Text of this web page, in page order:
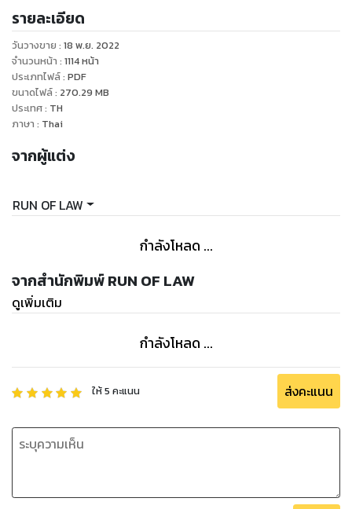
กำหนด จำนวนขั้นต่ำของผู้เริ่มก่อการและตั้งบริษัทจำกัดไว้สามคน
และการไม่กำหนดระยะเวลาการจ่ายเงินปันผล ของบริษัทจำกัด
สมควรแก้ไขเพิ่มเติมบทบัญญัติเพื่อขจัดอุปสรรคดังกล่าว รวม
ทั้งเพิ่มความคล่องตัว ในการประกอบธุรกิจโดยเพิ่มหลักการควบ
รวมบริษัท จึงจำเป็นต้องตราพระราชบัญญัตินี้
เหตุผลในการประกาศใช้พระราชบัญญัติฉบับนี้ คือ โดยที่ปัจจุบัน
สิบปี แต่จากข้อมูลทางการแพทย์พบว่าเด็กอายุสิบสองปีกับเด็ก
พัฒนาการด้านความคิด สติ ปัญญา จริยธรรม และความรู้สึกผิด
ชอบชั่วดี ยังไม่เจริญเติบโตเต็มที่และยังไม่สามารถคาดการณ์ถึง
ผลที่อาจเกิดขึ้นจากการกระทำของตนได้อย่างดีพอ อีกทั้งเด็กอายุ
ไม่เกินสิบสองปีอยู่ในวัยการศึกษาระดับประถมศึกษา ยังไม่สมควร
ให้เข้าสู่กระบวนการดำเนินคดีอาญาซึ่งมีขั้นตอนการดำเนินการ
บางประการที่กระทบต่อสิทธิและเสรีภาพของบุคคล และอาจทำให้
เด็กเรียนรู้วิธีกระทำความผิดเพิ่มขึ้นจนนำไปสู่การกระทำความผิด
ซ้ำอีก กรณีจึงสมควรใช้มาตรการตามกฎหมายว่าด้วยการ
คุ้มครองเด็กเพื่อให้การสงเคราะห์และคุ้มครองสิทธิและสวัสดิภาพ
ของเด็กอายุสิบปีแต่ไม่เกินสิบสองปีได้รับผลดียิ่งขึ้น
โดยคำนึงถึงผลประโยชน์สูงสุดของเด็กเป็นสำคัญเพื่อให้เด็กกลับ
รายละเอียด
วันวางขาย : 18 พ.ย. 2022
จำนวนหน้า : 1114หน้า
ประเภทไฟล์: PDF
ขนาดไฟล์: 270.29 MB
ประเทศ: TH
ภาษา : Thai
จากผู้แต่ง
RUN OF LAW
กำลังโหลด ...
จากสำนักพิมพ์ RUN OF LAW
ดูเพิ่มเติม
กำลังโหลด ...
ให้5 คะแนน ส่งคะแนน